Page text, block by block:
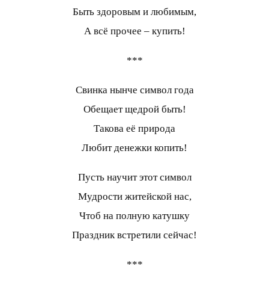
Быть здоровым и любимым,
А всё прочее – купить!
***
Свинка нынче символ года
Обещает щедрой быть!
Такова её природа
Любит денежки копить!
Пусть научит этот символ
Мудрости житейской нас,
Чтоб на полную катушку
Праздник встретили сейчас!
***